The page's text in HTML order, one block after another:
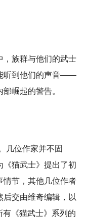
族群与他们的武士
听到他们的声音——
崛起的警告。
位作家并不固
《猫武士》提出了初
情节，其他几位作者
交由维奇编辑，以
有《猫武士》系列的